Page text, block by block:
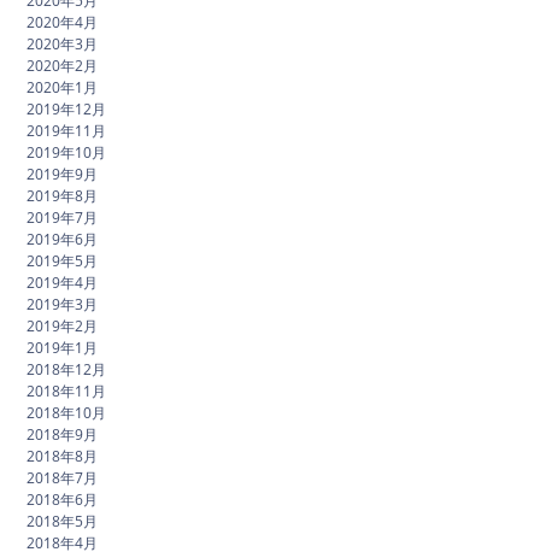
2020年4月
2020年3月
2020年2月
2020年1月
2019年12月
2019年11月
2019年10月
2019年9月
2019年8月
2019年7月
2019年6月
2019年5月
2019年4月
2019年3月
2019年2月
2019年1月
2018年12月
2018年11月
2018年10月
2018年9月
2018年8月
2018年7月
2018年6月
2018年5月
2018年4月